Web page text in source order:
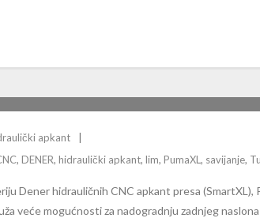
apkant
, DENER, hidraulički apkant, lim, PumaXL , savijanje,
Dener hidrauličnih CNC apkant presa (SmartXL),
veće mogućnosti za nadogradnju zadnjeg